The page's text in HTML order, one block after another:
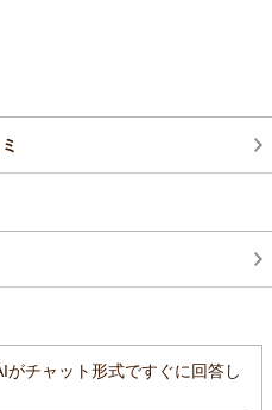
葉をいただきまして感謝申し
チャット形式ですぐに回答し